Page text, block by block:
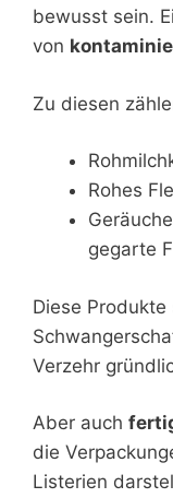
bewusst sein.
von
Zu diesen
Rohes
gegarte
Diese
Verzehr
Aber auch
die
Listerien